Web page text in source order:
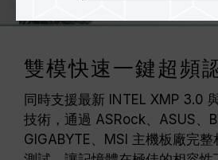
雙模快速一鍵超頻
同時支援最新 INTEL XMP 3.0
技術，通過 ASRock、ASUS、
GIGABYTE、MSI 主機板廠完